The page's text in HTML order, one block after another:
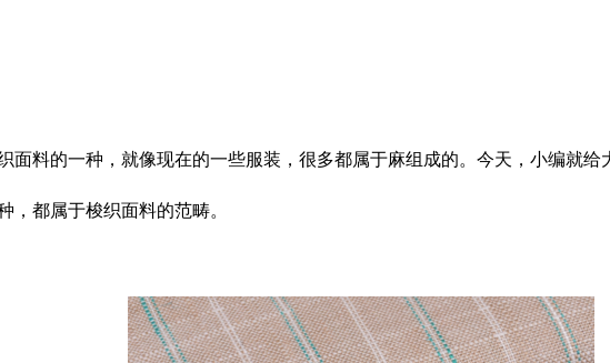
料的一种，就像现在的一些服装，很多都属于麻组成的。今天，小编就给
，都属于梭织面料的范畴。